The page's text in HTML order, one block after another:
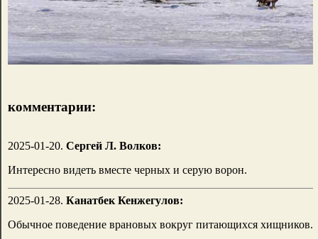
комментарии:
2025-01-20. Сергей Л. Волков:
Интересно видеть вместе черных и серую ворон.
2025-01-28. Канатбек Кенжегулов:
Обычное поведение врановых вокруг питающихся хищников.